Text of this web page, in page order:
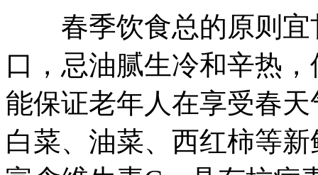
春季饮食总的原则宜
口，忌油腻生冷和辛热
能保证老年人在享受春
白菜、油菜、西红柿等